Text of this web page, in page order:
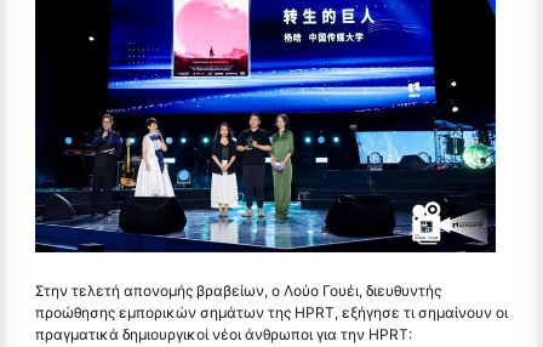
Στην τελετή απονομής βραβείων, ο Λούο Γουέι, διευθυντής
προώθησης εμπορικών σημάτων της HPRT, εξήγησε τι σημαίνουν οι
πραγματικά δημιουργικοί νέοι άνθρωποι για την HPRT: